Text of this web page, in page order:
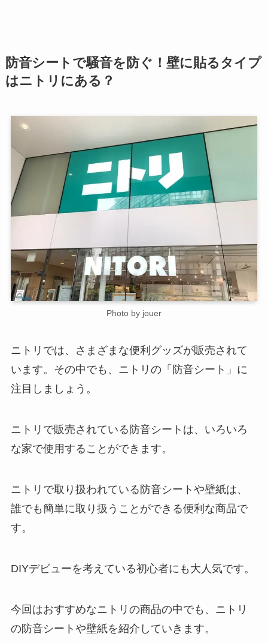
防音シートで騒音を防ぐ！壁に貼るタイプ
はニトリにある？
Photo by jouer
ニトリでは、さまざまな便利グッズが販売されて
います。その中でも、ニトリの「防音シート」に
注目しましょう。
ニトリで販売されている防音シートは、いろいろ
な家で使用することができます。
ニトリで取り扱われている防音シートや壁紙は、
誰でも簡単に取り扱うことができる便利な商品で
す。
DIYデビューを考えている初心者にも大人気です。
今回はおすすめなニトリの商品の中でも、ニトリ
の防音シートや壁紙を紹介していきます。